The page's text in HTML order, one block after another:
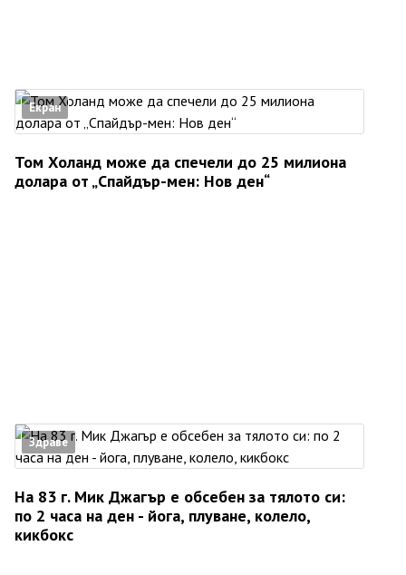
Екран
Том Холанд може да спечели до 25 милиона
долара от „Спайдър-мен: Нов ден“
Здраве
На 83 г. Мик Джагър е обсебен за тялото си:
по 2 часа на ден - йога, плуване, колело,
кикбокс